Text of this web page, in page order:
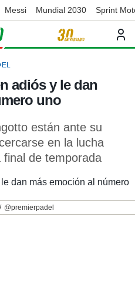
Messi Mundial 2030 Sprint
adiós y le dan
uno
están ante su
en la lucha
de temporada
@premierpadel